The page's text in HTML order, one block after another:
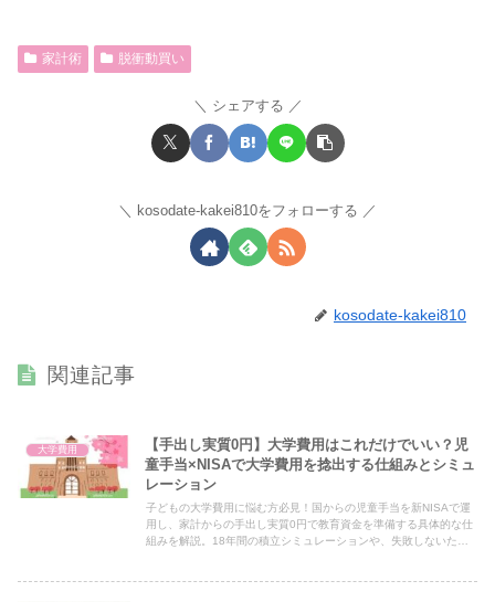
家計術 脱衝動買い
シェアする
kosodate-kakei810をフォローする
kosodate-kakei810
関連記事
大学費用
【手出し実質0円】大学費用はこれだけでいい？児
童手当×NISAで大学費用を捻出する仕組みとシミュ
レーション
子どもの大学費用に悩む方必見！国からの児童手当を新NISAで運
用し、家計からの手出し実質0円で教育資金を準備する具体的な仕
組みを解説。18年間の積立シミュレーションや、失敗しないため